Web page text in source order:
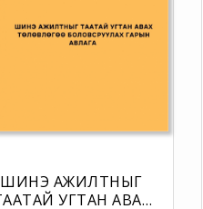
ШИНЭ АЖИЛТНЫГ
УГТАН АВАХ